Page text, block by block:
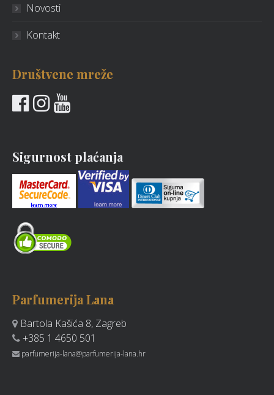
Novosti
Kontakt
Društvene mreže
Sigurnost plaćanja
Parfumerija Lana
Bartola Kašića 8, Zagreb
+385 1 4650 501
parfumerija-lana@parfumerija-lana.hr